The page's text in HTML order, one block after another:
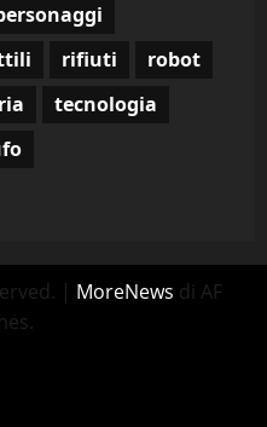
rifiuti
robot
tecnologia
| MoreNews di AF